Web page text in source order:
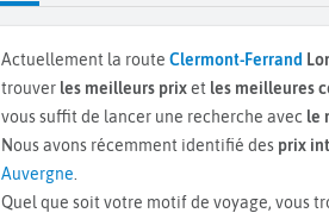
Actuellement la route Clermont-Ferrand
trouver les meilleurs prixet les meilleures
vous suffit de lancer une recherche avec le
Nous avons récemment identifié des prix
Auvergne
Quel que soit votre motif de voyage, vous